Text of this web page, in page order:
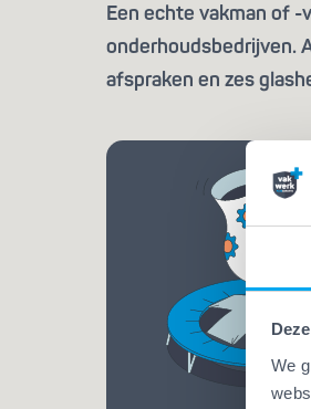
We
Een echte vakman of
onderhoudsbedrijven.
afspraken en zes